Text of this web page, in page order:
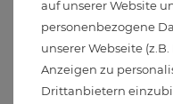
auf unserer Website
personenbezogene
unserer Webseite
Anzeigen zu
Drittanbietern